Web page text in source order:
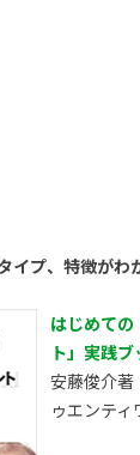
イプ、特徴がわ
はじめての
ト」実践ブ
安藤俊介著
ゥエンティ